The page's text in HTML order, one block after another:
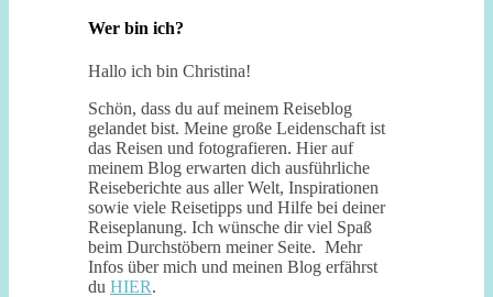
Wer bin ich?
Hallo ich bin Christina!
Schön, dass du auf meinem Reiseblog
gelandet bist. Meine große Leidenschaft ist
das Reisen und fotografieren. Hier auf
meinem Blog erwarten dich ausführliche
Reiseberichte aus aller Welt, Inspirationen
sowie viele Reisetipps und Hilfe bei deiner
Reiseplanung. Ich wünsche dir viel Spaß
beim Durchstöbern meiner Seite. Mehr
Infos über mich und meinen Blog erfährst
du HIER.